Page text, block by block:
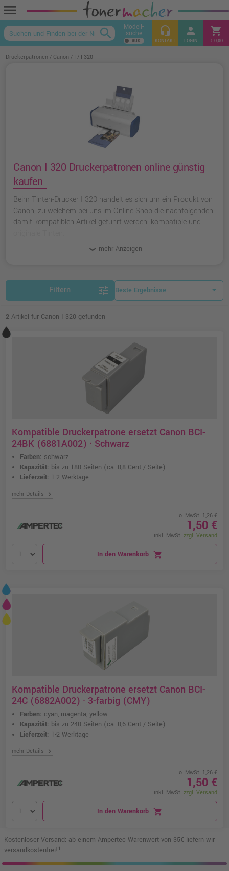
menu
keyboard_arrow_up
search Modell-
suche headset_mic
KONTAKT
person
LOGIN
shopping_cart
€ 0,00
Druckerpatronen Canon I I 320
Canon I 320 Druckerpatronen online günstig
kaufen
Beim Tinten-Drucker I 320 handelt es sich um ein Produkt von
Canon, zu welchem bei uns im Online-Shop die nachfolgenden
damit kompatiblen Artikel geführt werden: kompatible und
mehr Anzeigen
Filtern tune
2 Artikel für Canon I 320 gefunden
Kompatible Druckerpatrone ersetzt Canon BCI-
24BK (6881A002) · Schwarz
Farben: schwarz
Kapazität: bis zu 180 Seiten (ca. 0,8 Cent / Seite)
Lieferzeit: 1-2 Werktage
mehr Details chevron_right
o. MwSt. 1,26 €
1,50 €
inkl. MwSt. zzgl. Versand
In den Warenkorb shopping_cart
Kompatible Druckerpatrone ersetzt Canon BCI-
24C (6882A002) · 3-farbig (CMY)
Farben: cyan, magenta, yellow
Kapazität: bis zu 240 Seiten (ca. 0,6 Cent / Seite)
Lieferzeit: 1-2 Werktage
mehr Details chevron_right
o. MwSt. 1,26 €
1,50 €
inkl. MwSt. zzgl. Versand
In den Warenkorb shopping_cart
Kostenloser Versand: ab einem Ampertec Warenwert von 35€ liefern wir
versandkostenfrei!¹